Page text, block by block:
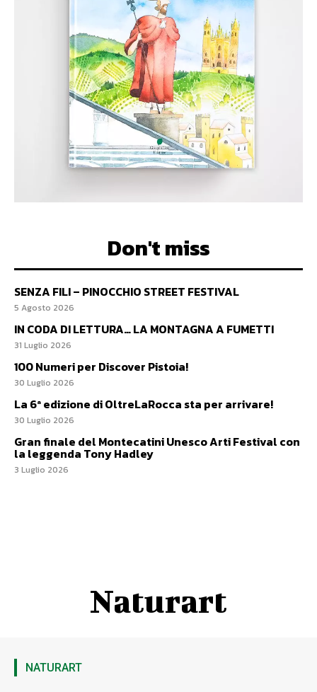
Don't miss
SENZA FILI – PINOCCHIO STREET FESTIVAL
5 Agosto 2026
IN CODA DI LETTURA… LA MONTAGNA A FUMETTI
31 Luglio 2026
100 Numeri per Discover Pistoia!
30 Luglio 2026
La 6ª edizione di OltreLaRocca sta per arrivare!
30 Luglio 2026
Gran finale del Montecatini Unesco Arti Festival con
la leggenda Tony Hadley
3 Luglio 2026
Naturart
NATURART